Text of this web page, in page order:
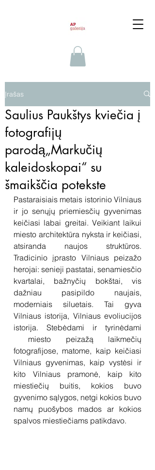
Įrašas
Saulius Paukštys kviečia į
fotografijų
parodą„Markučių
kaleidoskopai“ su
šmaikščia potekste
Pastaraisiais metais istorinio Vilniaus
ir jo senųjų priemiesčių gyvenimas
keičiasi labai greitai. Veikiant laikui
miesto architektūra nyksta ir keičiasi,
atsiranda naujos struktūros.
Tradicinio įprasto Vilniaus peizažo
herojai: senieji pastatai, senamiesčio
kvartalai, bažnyčių bokštai, vis
dažniau pasipildo naujais,
moderniais siluetais. Tai gyva
Vilniaus istorija, Vilniaus evoliucijos
istorija. Stebėdami ir tyrinėdami
miesto peizažą laikmečių
fotografijose, matome, kaip keičiasi
Vilniaus gyvenimas, kaip vystėsi ir
kito Vilniaus pramonė, kaip kito
miestiečių buitis, kokios buvo
gyvenimo sąlygos, netgi kokios buvo
namų puošybos mados ar kokios
spalvos miestiečiams patikdavo.